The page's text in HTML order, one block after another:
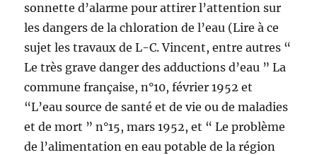
sonnette d’alarme pour attirer l’attention sur
les dangers de la chloration de l’eau (Lire à ce
sujet les travaux de L-C. Vincent, entre autres “
Le très grave danger des adductions d’eau ” La
commune française, n°10, février 1952 et
“L’eau source de santé et de vie ou de maladies
et de mort ” n°15, mars 1952, et “ Le problème
de l’alimentation en eau potable de la région